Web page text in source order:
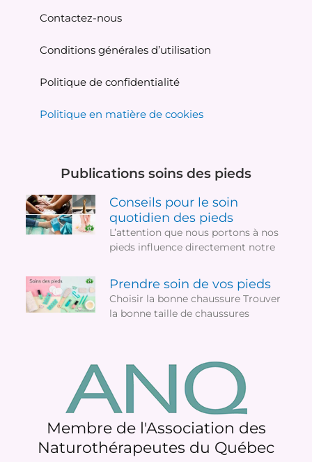
Contactez-nous
Conditions générales d’utilisation
Politique de confidentialité
Politique en matière de cookies
Publications soins des pieds
Conseils pour le soin
quotidien des pieds
L’attention que nous portons à nos
pieds influence directement notre
Prendre soin de vos pieds
Choisir la bonne chaussure Trouver
la bonne taille de chaussures
Membre de l'Association des
Naturothérapeutes du Québec